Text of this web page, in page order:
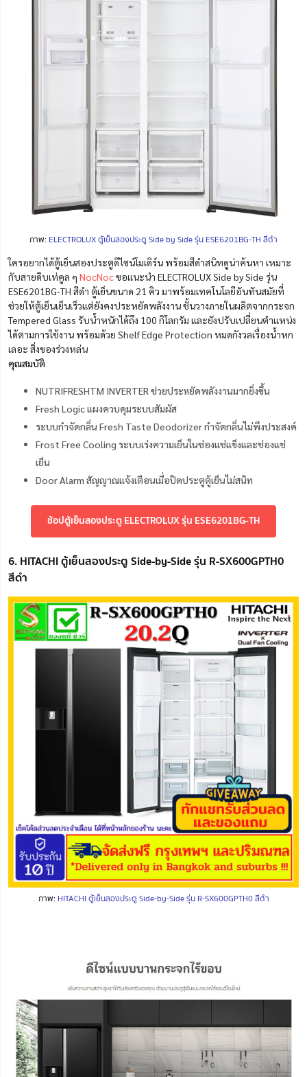
ภาพ: ELECTROLUX ตู้เย็นสองประตู Side by Side รุ่น ESE6201BG-TH สีดำ
ใครอยากได้ตู้เย็นสองประตูดีไซน์โมเดิร์น พร้อมสีดำสนิทดูน่าค้นหา เหมาะ
กับสายดิบเท่คูล ๆ NocNocขอแนะนำ ELECTROLUX Side by Side รุ่น
ESE6201BG-TH สีดำ ตู้เย็นขนาด 21 คิว มาพร้อมเทคโนโลยีอันทันสมัยที่
ช่วยให้ตู้เย็นเย็นเร็วแต่ยังคงประหยัดพลังงาน ชั้นวางภายในผลิตจากกระจก
Tempered Glass รับน้ำหนักได้ถึง 100 กิโลกรัม และยังปรับเปลี่ยนตำแหน่ง
ได้ตามการใช้งาน พร้อมด้วย Shelf Edge Protection หมดกังวลเรื่องน้ำหก
เลอะ สิ่งของร่วงหล่น
คุณสมบัติ
NUTRIFRESHTM INVERTER ช่วยประหยัดพลังงานมากยิ่งขึ้น
Fresh Logic แผงควบคุมระบบสัมผัส
ระบบกำจัดกลิ่น Fresh Taste Deodorizer กำจัดกลิ่นไม่พึงประสงค์
Frost Free Cooling ระบบเร่งความเย็นในช่องแช่แข็งและช่องแช่
เย็น
Door Alarm สัญญาณแจ้งเตือนเมื่อปิดประตูตู้เย็นไม่สนิท
ช้อปตู้เย็นสองประตู ELECTROLUX รุ่น ESE6201BG-TH
6. HITACHI ตู้เย็นสองประตู Side-by-Side รุ่น R-SX600GPTH0
สีดำ
ภาพ: HITACHI ตู้เย็นสองประตู Side-by-Side รุ่น R-SX600GPTH0 สีดำ